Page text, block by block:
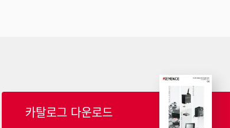
카탈로그 다운로드